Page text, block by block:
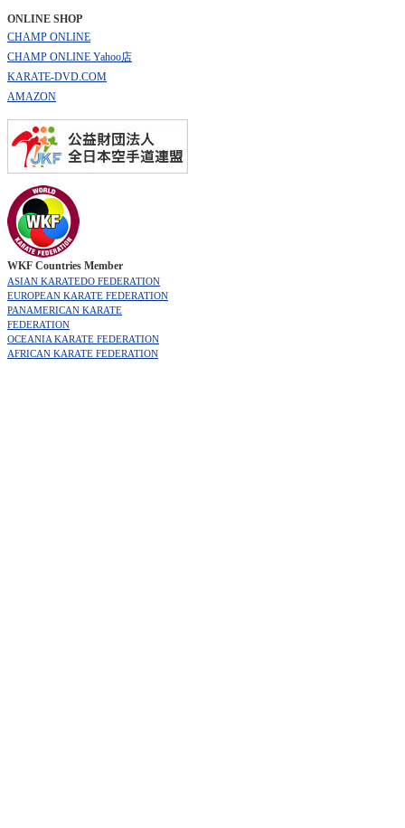
ONLINE SHOP
CHAMP ONLINE
CHAMP ONLINE Yahoo店
KARATE-DVD.COM
AMAZON
WKF Countries Member
ASIAN KARATEDO FEDERATION
EUROPEAN KARATE FEDERATION
PANAMERICAN KARATE
FEDERATION
OCEANIA KARATE FEDERATION
AFRICAN KARATE FEDERATION